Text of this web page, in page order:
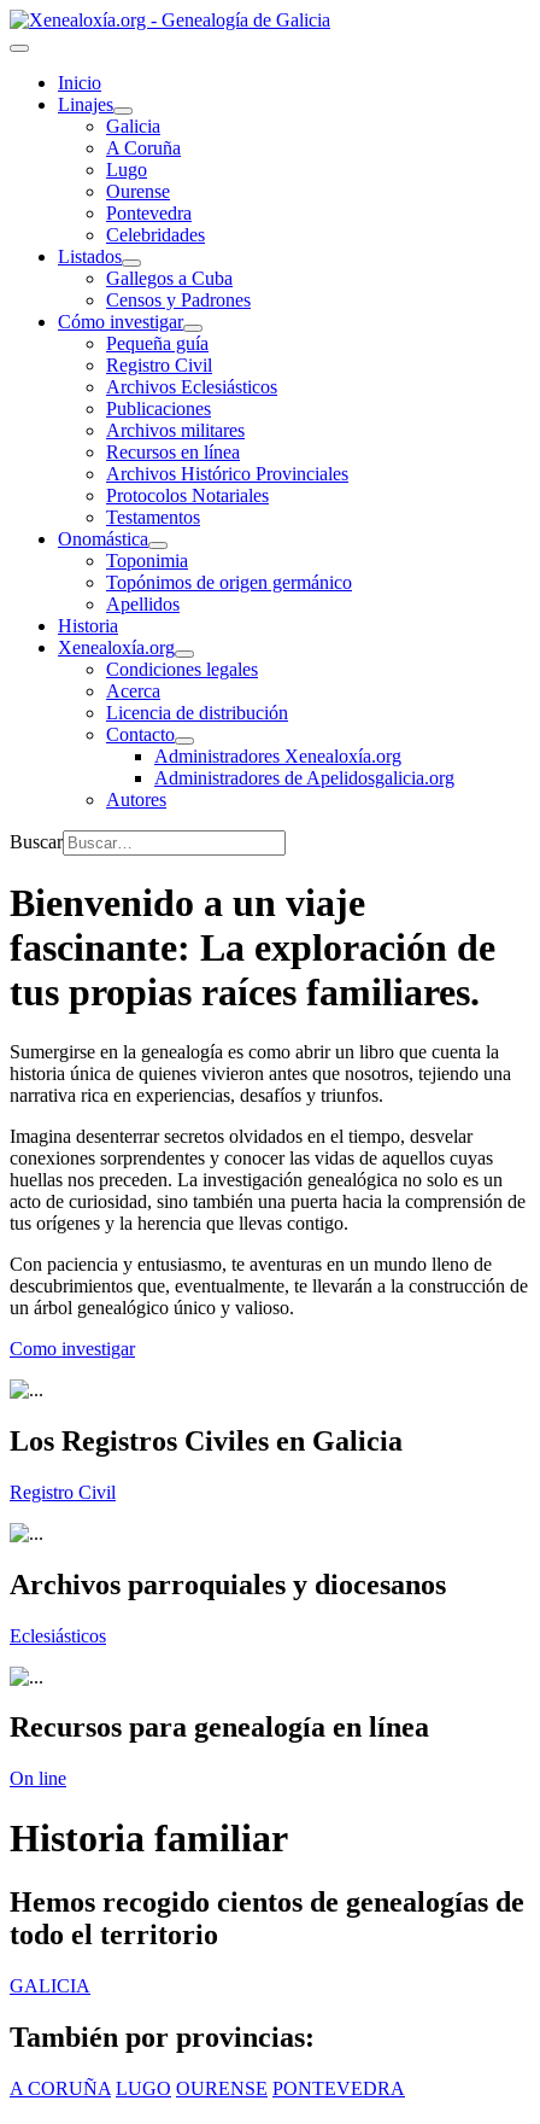
Inicio
Linajes
Galicia
A Coruña
Lugo
Ourense
Pontevedra
Celebridades
Listados
Gallegos a Cuba
Censos y Padrones
Cómo investigar
Pequeña guía
Registro Civil
Archivos Eclesiásticos
Publicaciones
Archivos militares
Recursos en línea
Archivos Histórico Provinciales
Protocolos Notariales
Testamentos
Onomástica
Toponimia
Topónimos de origen germánico
Apellidos
Historia
Xenealoxía.org
Condiciones legales
Acerca
Licencia de distribución
Contacto
Administradores Xenealoxía.org
Administradores de Apelidosgalicia.org
Autores
Buscar
Bienvenido a un viaje
fascinante: La exploración de
tus propias raíces familiares.
Sumergirse en la genealogía es como abrir un libro que cuenta la
historia única de quienes vivieron antes que nosotros, tejiendo una
narrativa rica en experiencias, desafíos y triunfos.
Imagina desenterrar secretos olvidados en el tiempo, desvelar
conexiones sorprendentes y conocer las vidas de aquellos cuyas
huellas nos preceden. La investigación genealógica no solo es un
acto de curiosidad, sino también una puerta hacia la comprensión de
tus orígenes y la herencia que llevas contigo.
Con paciencia y entusiasmo, te aventuras en un mundo lleno de
descubrimientos que, eventualmente, te llevarán a la construcción de
un árbol genealógico único y valioso.
Como investigar
Los Registros Civiles en Galicia
Registro Civil
Archivos parroquiales y diocesanos
Eclesiásticos
Recursos para genealogía en línea
On line
Historia familiar
Hemos recogido cientos de genealogías de
todo el territorio
GALICIA
También por provincias:
A CORUÑA LUGO OURENSE PONTEVEDRA